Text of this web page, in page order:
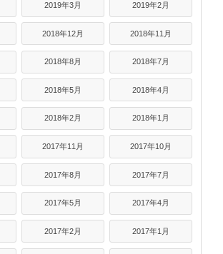
2019年3月 2019年2月
2018年12月 2018年11月
2018年8月 2018年7月
2018年5月 2018年4月
2018年2月 2018年1月
2017年11月 2017年10月
2017年8月 2017年7月
2017年5月 2017年4月
2017年2月 2017年1月